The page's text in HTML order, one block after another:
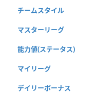
チームスタイル
マスターリーグ
能力値(ステータス)
マイリーグ
デイリーボーナス